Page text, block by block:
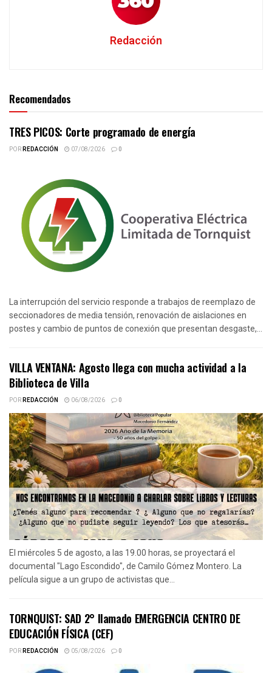
Redacción
Recomendados
TRES PICOS: Corte programado de energía
PORREDACCIÓN 07/08/2026 0
La interrupción del servicio responde a trabajos de reemplazo de
seccionadores de media tensión, renovación de aislaciones en
postes y cambio de puntos de conexión que presentan desgaste,...
VILLA VENTANA: Agosto llega con mucha actividad a la
Biblioteca de Villa
PORREDACCIÓN 06/08/2026 0
El miércoles 5 de agosto, a las 19.00 horas, se proyectará el
documental "Lago Escondido", de Camilo Gómez Montero. La
película sigue a un grupo de activistas que...
TORNQUIST: SAD 2° llamado EMERGENCIA CENTRO DE
EDUCACIÓN FÍSICA (CEF)
PORREDACCIÓN 05/08/2026 0